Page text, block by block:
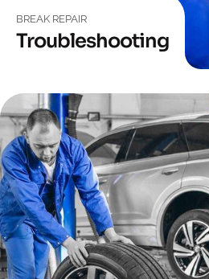
BREAK REPAIR
Troubleshooting